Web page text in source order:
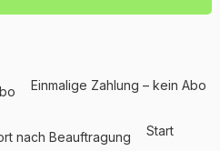
Einmalige Zahlung – kein Abo
Start